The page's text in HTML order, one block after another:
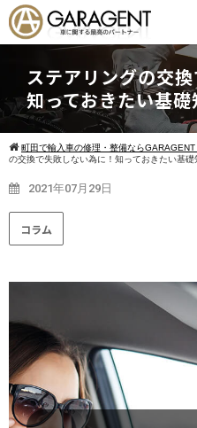
ステアリングの交
知っておきたい基
町田で輸入車の修理・整備なら
の交換で失敗しない為に！知っておきたい基礎
2021年07月29日
コラム